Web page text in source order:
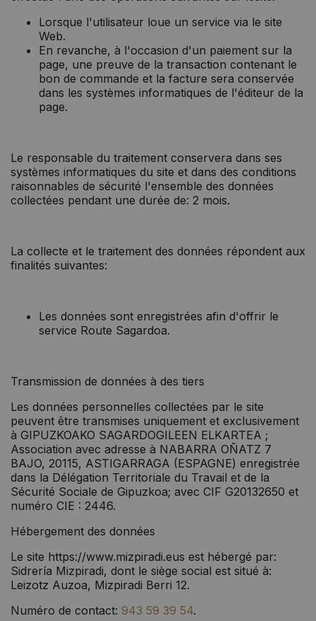
Lorsque l'utilisateur loue un service via le site
Web.
En revanche, à l'occasion d'un paiement sur la
page, une preuve de la transaction contenant le
bon de commande et la facture sera conservée
dans les systèmes informatiques de l'éditeur de la
page.
Le responsable du traitement conservera dans ses
systèmes informatiques du site et dans des conditions
raisonnables de sécurité l'ensemble des données
collectées pendant une durée de: 2 mois.
La collecte et le traitement des données répondent aux
finalités suivantes:
Les données sont enregistrées afin d'offrir le
service Route Sagardoa.
Transmission de données à des tiers
Les données personnelles collectées par le site
peuvent être transmises uniquement et exclusivement
à GIPUZKOAKO SAGARDOGILEEN ELKARTEA ;
Association avec adresse à NABARRA OÑATZ 7
BAJO, 20115, ASTIGARRAGA (ESPAGNE) enregistrée
dans la Délégation Territoriale du Travail et de la
Sécurité Sociale de Gipuzkoa; avec CIF G20132650 et
numéro CIE : 2446.
Hébergement des données
Le site https://www.mizpiradi.eus est hébergé par:
Sidrería Mizpiradi, dont le siège social est situé à:
Leizotz Auzoa, Mizpiradi Berri 12.
Numéro de contact: 943 59 39 54.